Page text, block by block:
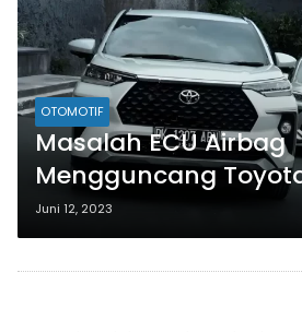
OTOMOTIF
Masalah ECU Airbag
Mengguncang
Terhadap Veloz,
Raize
Juni 12, 2023